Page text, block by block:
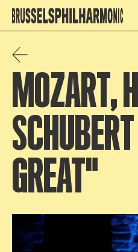
MOZART,
GREAT"